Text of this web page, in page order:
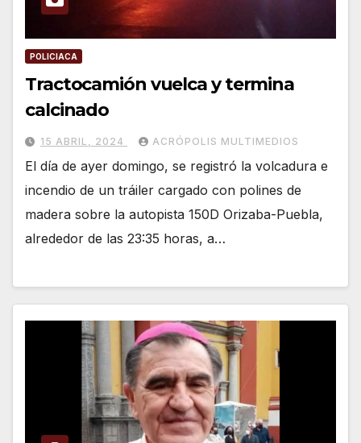
POLICIACA
Tractocamión vuelca y termina
calcinado
15 ABRIL, 2024 ACRÓPOLIS MULTIMEDIOS
El día de ayer domingo, se registró la volcadura e
incendio de un tráiler cargado con polines de
madera sobre la autopista 150D Orizaba-Puebla,
alrededor de las 23:35 horas, a…